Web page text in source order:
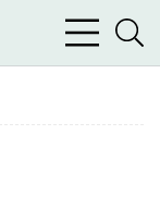
bars
light